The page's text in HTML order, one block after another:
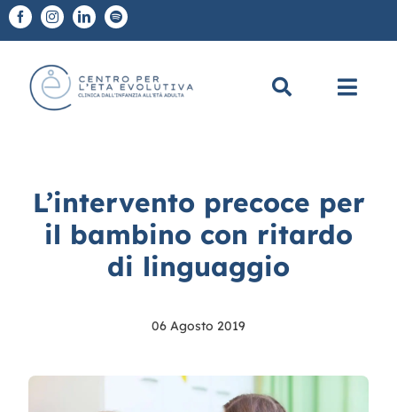
Salta
al
contenuto
A chi ci rivolgiamo
Diagnosi e Terapie
L’intervento precoce per
il bambino con ritardo
di linguaggio
06 Agosto 2019